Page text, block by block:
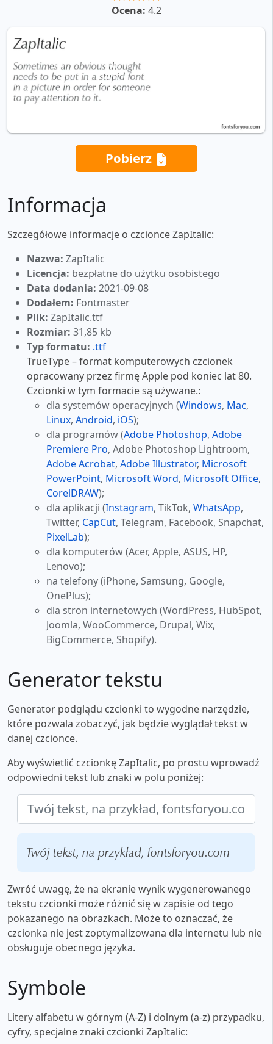
Ocena: 4.2
Pobierz
Informacja
Szczegółowe informacje o czcionce ZapItalic:
Nazwa: ZapItalic
Licencja: bezpłatne do użytku osobistego
Data dodania: 2021-09-08
Dodałem: Fontmaster
Plik: ZapItalic.ttf
Rozmiar: 31,85 kb
Typ formatu: .ttf
TrueType – format komputerowych czcionek
opracowany przez firmę Apple pod koniec lat 80.
Czcionki w tym formacie są używane.:
dla systemów operacyjnych (Windows, Mac,
Linux, Android, iOS);
dla programów (Adobe Photoshop, Adobe
Premiere Pro, Adobe Photoshop Lightroom,
Adobe Acrobat, Adobe Illustrator, Microsoft
PowerPoint, Microsoft Word, Microsoft Office,
CorelDRAW);
dla aplikacji (Instagram, TikTok, WhatsApp,
Twitter, CapCut, Telegram, Facebook, Snapchat,
PixelLab);
dla komputerów (Acer, Apple, ASUS, HP,
Lenovo);
na telefony (iPhone, Samsung, Google,
OnePlus);
dla stron internetowych (WordPress, HubSpot,
Joomla, WooCommerce, Drupal, Wix,
BigCommerce, Shopify).
Generator tekstu
Generator podglądu czcionki to wygodne narzędzie,
które pozwala zobaczyć, jak będzie wyglądał tekst w
danej czcionce.
Aby wyświetlić czcionkę ZapItalic, po prostu wprowadź
odpowiedni tekst lub znaki w polu poniżej:
Twój tekst, na przykład, fontsforyou.com
Zwróć uwagę, że na ekranie wynik wygenerowanego
tekstu czcionki może różnić się w zapisie od tego
pokazanego na obrazkach. Może to oznaczać, że
czcionka nie jest zoptymalizowana dla internetu lub nie
obsługuje obecnego języka.
Symbole
Litery alfabetu w górnym (A-Z) i dolnym (a-z) przypadku,
cyfry, specjalne znaki czcionki ZapItalic: